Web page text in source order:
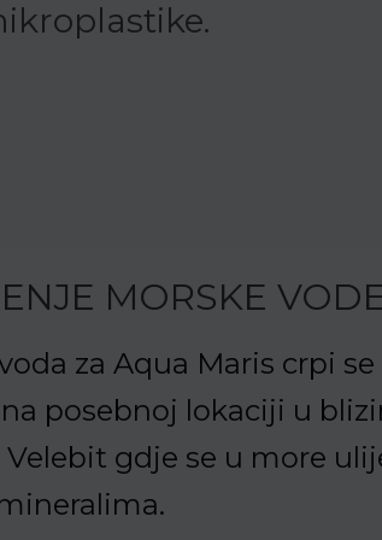
MORSKE
za Aqua Maris crpi
posebnoj lokaciji u
Velebit gdje se u more